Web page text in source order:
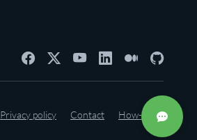
Privacy policy Contact How-to's